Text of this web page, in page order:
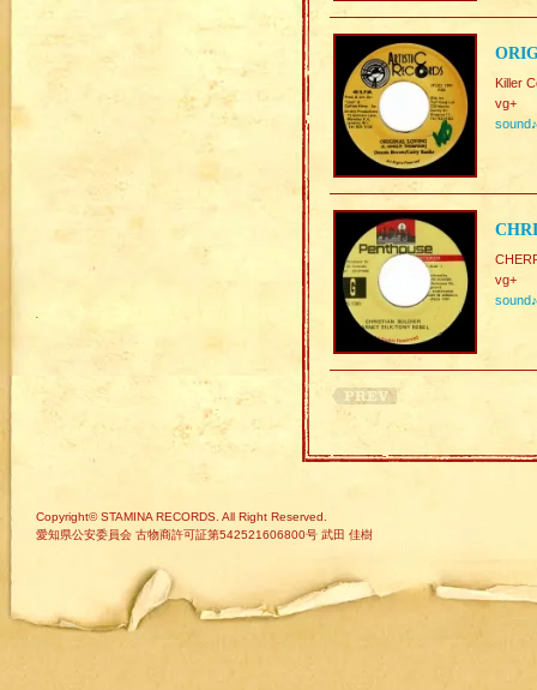
Killer
vg+
sound♪
vg+
sound♪
Copyright© STAMINA RECORDS. All Right Reserved.
愛知県公安委員会 古物商許可証第542521606800号 武田 佳樹